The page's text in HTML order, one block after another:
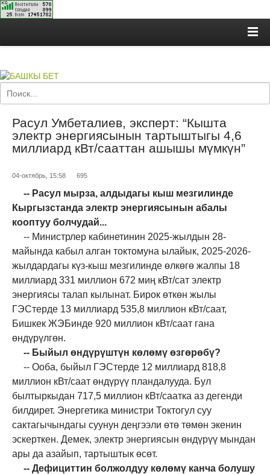
Расул Умбеталиев, эксперт: “Кышта
электр энергиясынын тартыштыгы 4,6
миллиард кВт/сааттан ашышы мүмкүн”
04-октябрь, 15:58 695
-- Расул мырза, алдыдагы кыш мезгилинде
Кыргызстанда электр энергиясынын абалы
кооптуу болчудай...
-- Министрлер кабинетинин 2025-жылдын 28-
майында кабыл алган токтомуна ылайык, 2025-2026-
жылдардагы күз-кыш мезгилинде өлкөгө жалпы 18
миллиард 331 миллион 672 миң кВт/сат электр
энергиясы талап кылынат. Бирок өткөн жылы
ГЭСтерде 13 миллиард 535,8 миллион кВт/саат,
Бишкек ЖЭБинде 920 миллион кВт/саат гана
өндүрүлгөн.
-- Быйыл өндүрүштүн көлөмү өзгөрөбү?
--Ооба, быйыл ГЭСтерде 12 миллиард 818,8
миллион кВт/саат өндүрүү пландалууда. Бул
былтыркыдан 717,5 миллион кВт/саатка аз дегенди
билдирет. Энергетика министри Токтогул суу
сактагычындагы суунун деңгээли өтө төмөн экенин
эскерткен. Демек, электр энергиясын өндүрүү мындан
ары да азайып, тартыштык өсөт.
-- Дефициттин болжолдуу көлөмү канча болушу